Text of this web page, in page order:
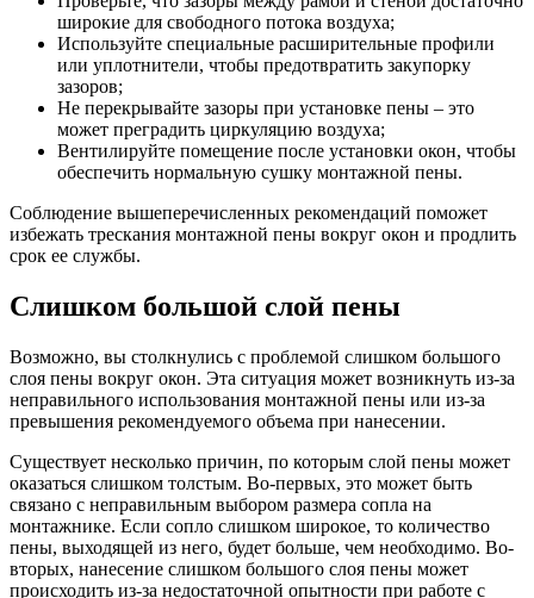
широкие для свободного потока воздуха;
Используйте специальные расширительные профили
или уплотнители, чтобы предотвратить закупорку
зазоров;
Не перекрывайте зазоры при установке пены – это
может преградить циркуляцию воздуха;
Вентилируйте помещение после установки окон, чтобы
обеспечить нормальную сушку монтажной пены.
Соблюдение вышеперечисленных рекомендаций поможет
избежать трескания монтажной пены вокруг окон и продлить
срок ее службы.
Слишком большой слой пены
Возможно, вы столкнулись с проблемой слишком большого
слоя пены вокруг окон. Эта ситуация может возникнуть из-за
неправильного использования монтажной пены или из-за
превышения рекомендуемого объема при нанесении.
Существует несколько причин, по которым слой пены может
оказаться слишком толстым. Во-первых, это может быть
связано с неправильным выбором размера сопла на
монтажнике. Если сопло слишком широкое, то количество
пены, выходящей из него, будет больше, чем необходимо. Во-
вторых, нанесение слишком большого слоя пены может
происходить из-за недостаточной опытности при работе с